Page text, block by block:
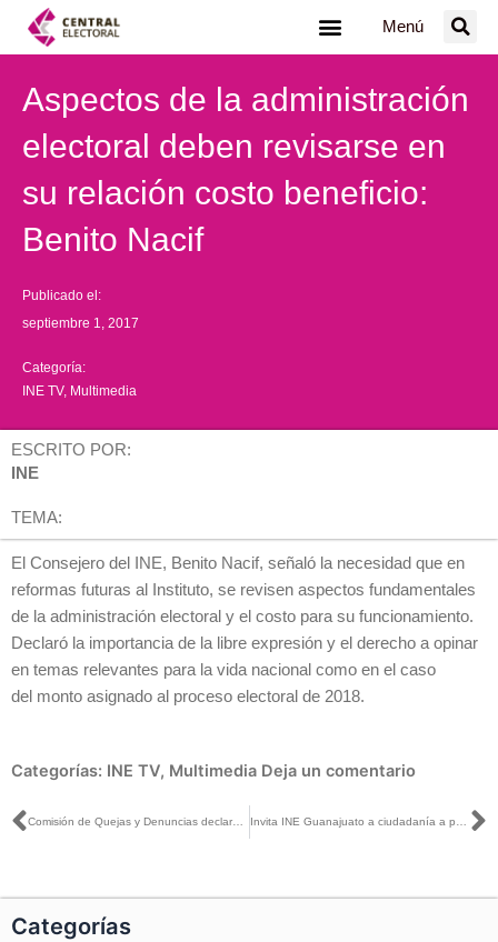
Menú
Aspectos de la administración
electoral deben revisarse en
su relación costo beneficio:
Benito Nacif
Publicado el:
septiembre 1, 2017
Categoría:
INE TV, Multimedia
ESCRITO POR:
INE
TEMA:
El Consejero del INE, Benito Nacif, señaló la necesidad que en
reformas futuras al Instituto, se revisen aspectos fundamentales
de la administración electoral y el costo para su funcionamiento.
Declaró la importancia de la libre expresión y el derecho a opinar
en temas relevantes para la vida nacional como en el caso
del monto asignado al proceso electoral de 2018.
Categorías: INE TV, Multimedia Deja un comentario
Ant
Categorías